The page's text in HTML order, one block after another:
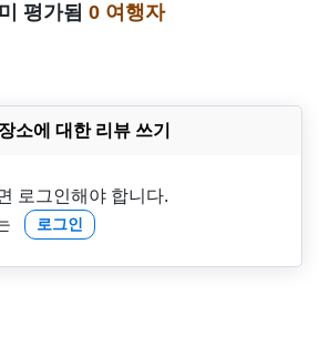
평가됨 0 여행자
소에 대한 리뷰 쓰기
로그인해야 합니다.
로그인